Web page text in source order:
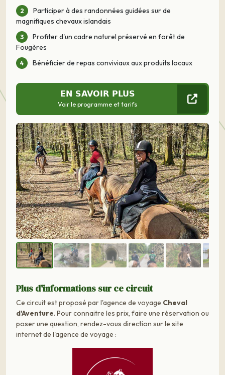
Participer à des randonnées guidées sur de
magnifiques chevaux islandais
Profiter d'un cadre naturel préservé en forêt de
Fougères
Bénéficier de repas conviviaux aux produits locaux
EN SAVOIR PLUS
Voir le programme et tarifs
Précédent Suivant
Plus d'informations sur ce circuit
Ce circuit est proposé par l'agence de voyage Cheval
d'Aventure. Pour connaitre les prix, faire une réservation ou
poser une question, rendez-vous direction sur le site
internet de l'agence de voyage :